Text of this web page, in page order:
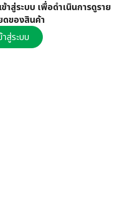
สู่ระบบ เพื่อดำเนินการดูราย
ดของสินค้า
าสู่ระบบ